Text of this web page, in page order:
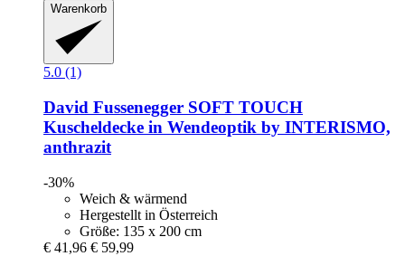
Warenkorb
5.0 (1)
David Fussenegger SOFT TOUCH
Kuscheldecke in Wendeoptik by INTERISMO,
anthrazit
-30%
Weich & wärmend
Hergestellt in Österreich
Größe: 135 x 200 cm
€ 41,96 € 59,99